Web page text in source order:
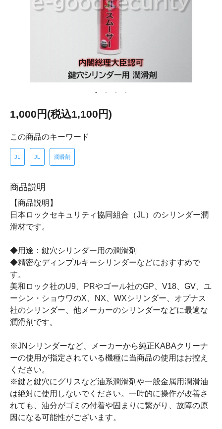
1,000円(税込1,100円)
この商品のキーワード
JL JL 潤滑剤
商品説明
【商品説明】
日本ロックセキュリティ協同組合（JL）のシリンダー潤
滑材です。
◆用途：鍵穴シリンダー用の潤滑剤
◆精密なディンプルキーシリンダーなどにおすすめで
す。
美和ロック社のU9、PRやゴール社のGP、V18、GV、ユ
ーシン・ショウワのX、NX、WXシリンダー、オプナス
社のシリンダー、他メーカーのシリンダーなどに最適な
潤滑剤です。
※JNシリンダーなど、メーカーから純正KABAクリーナ
ーの使用が指定されている機種に当商品の使用はお控え
ください。
※鍵と鍵穴にグリスなど油系潤滑剤や一般金属用潤滑油
は絶対に使用しないでください。一時的に操作が改善さ
れても、油分がゴミの付着や固まりに繋がり、故障の原
因になる可能性がございます。